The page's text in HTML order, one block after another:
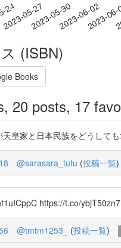
24
2023-05-272023-05-302023-06-02
2023-
(ISBN)
Books
20 posts, 17
皇家と日本民族をどうして
@sarasara_tutu (投稿一覧)
https://t.co/
@tmtm1253_ (投稿一覧)